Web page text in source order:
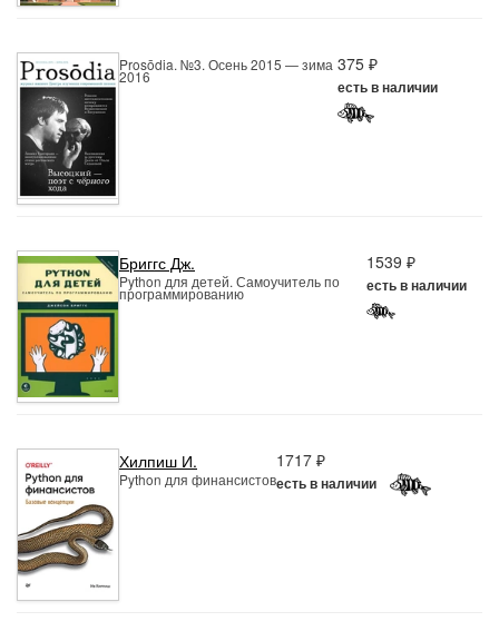
Prosōdia. №3. Осень 2015 — зима
2016
375 ₽
есть в наличии
Бриггс Дж.
Python для детей. Самоучитель по
программированию
1539 ₽
есть в наличии
Хилпиш И.
Python для финансистов
1717 ₽
есть в наличии